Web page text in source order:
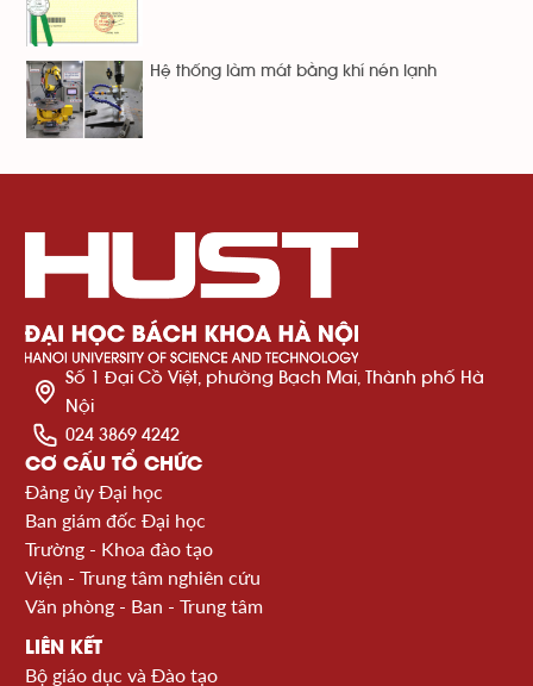
Hệ thống làm mát bằng khí nén lạnh
Số 1 Đại Cồ Việt, phường Bạch Mai, Thành phố Hà
Nội
024 3869 4242
CƠ CẤU TỔ CHỨC
Đảng ủy Đại học
Ban giám đốc Đại học
Trường - Khoa đào tạo
Viện - Trung tâm nghiên cứu
Văn phòng - Ban - Trung tâm
LIÊN KẾT
Bộ giáo dục và Đào tạo